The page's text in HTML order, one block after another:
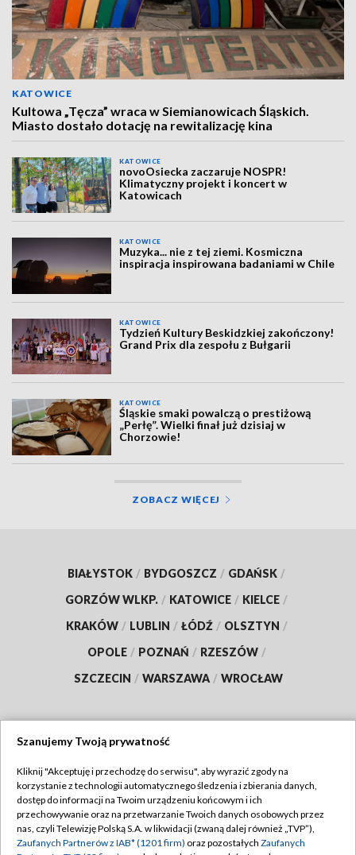
KATOWICE
Kultowa „Tęcza” wraca w Siemianowicach Śląskich.
Miasto dostało dotację na rewitalizację kina
KATOWICE
novoOsiecka zaczaruje NOSPR!
Klimatyczny projekt i koncert w
Katowicach
KATOWICE
Muzyka... nie z tej ziemi. Kosmiczna
inspiracja inspirowana badaniami w Chile
KATOWICE
Tydzień Kultury Beskidzkiej zakończony!
Grand Prix dla zespołu z Bułgarii
KATOWICE
Śląskie smaki powalczą o prestiżową
„Perłę”. Wielki finał już dzisiaj w
Chorzowie!
ZOBACZ WIĘCEJ
BIAŁYSTOK / BYDGOSZCZ / GDAŃSK /
GORZÓW WLKP. / KATOWICE / KIELCE /
KRAKÓW / LUBLIN / ŁÓDŹ / OLSZTYN /
OPOLE / POZNAŃ / RZESZÓW /
SZCZECIN / WARSZAWA / WROCŁAW
TVP
Abonament TVP
Emisja w TVP
Regulamin TVP
Polityka prywatności
Szanujemy Twoją prywatność
Kliknij "Akceptuję i przechodzę do serwisu", aby wyrazić zgody na
korzystanie z technologii automatycznego śledzenia i zbierania danych,
dostęp do informacji na Twoim urządzeniu końcowym i ich
przechowywanie oraz na przetwarzanie Twoich danych osobowych przez
nas, czyli Telewizję Polską S.A. w likwidacji (zwaną dalej również „TVP”),
Zaufanych Partnerów z IAB* (1201 firm) oraz pozostałych Zaufanych